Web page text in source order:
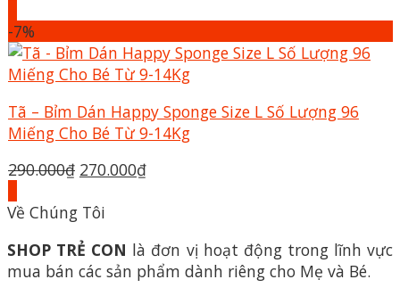
290.000₫.là:
270.000₫.
-7%
Tã – Bỉm Dán Happy Sponge Size L Số Lượng 96
Miếng Cho Bé Từ 9-14Kg
290.000₫ Giá
là:
270.000₫Giá
270.000₫.
Về Chúng Tôi
SHOP TRẺ CON là đơn vị hoạt động trong lĩnh vực
mua bán các sản phẩm dành riêng cho Mẹ và Bé.